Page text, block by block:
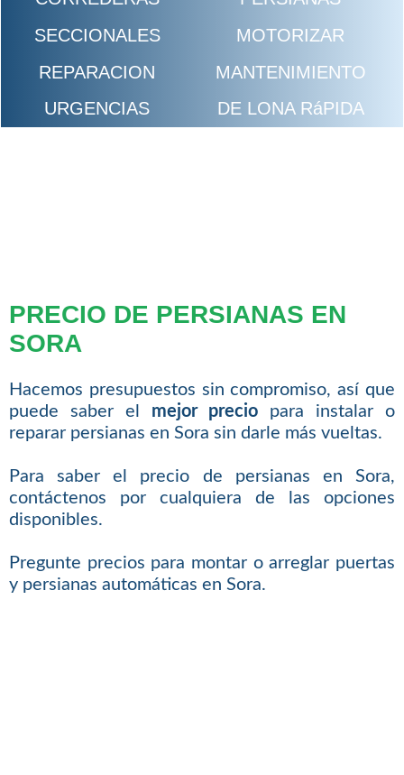
SECCIONALES
MOTORIZAR
REPARACION
MANTENIMIENTO
URGENCIAS
DE LONA RáPIDA
PRECIO DE PERSIANAS EN
SORA
Hacemos presupuestos sin compromiso, así que
puede saber el mejor precio para instalar o
reparar persianas en Sora sin darle más vueltas.
Para saber el precio de persianas en Sora,
contáctenos por cualquiera de las opciones
disponibles.
Pregunte precios para montar o arreglar puertas
y persianas automáticas en Sora.